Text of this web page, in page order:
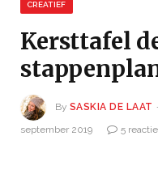
CREATIEF
Kersttafel
By SASKIA DE LAAT
september 2019
5